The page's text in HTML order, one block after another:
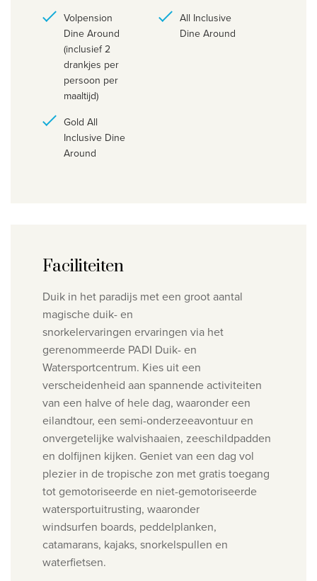
Volpension
Dine Around
(inclusief 2
drankjes per
persoon per
maaltijd)
All Inclusive
Dine Around
Gold All
Inclusive Dine
Around
Faciliteiten
Duik in het paradijs met een groot aantal
magische duik- en
snorkelervaringen ervaringen via het
gerenommeerde PADI Duik- en
Watersportcentrum. Kies uit een
verscheidenheid aan spannende activiteiten
van een halve of hele dag, waarondereen
eilandtour, een semi-onderzeeavontuur en
onvergetelijke walvishaaien, zeeschildpadden
en dolfijnen kijken. Geniet van een dag vol
plezier in de tropische zon met gratis toegang
totgemotoriseerde en niet-gemotoriseerde
watersportuitrusting, waaronder
windsurfen boards, peddelplanken,
catamarans, kajaks, snorkelspullen en
waterfietsen.